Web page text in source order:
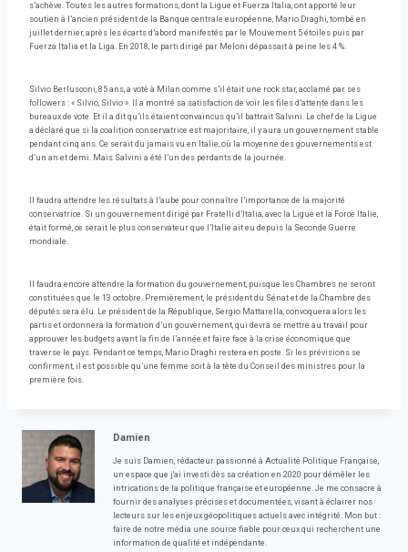
s’achève. Toutes les autres formations, dont la Ligue et Fuerza Italia, ont apporté leur
soutien à l’ancien président de la Banque centrale européenne, Mario Draghi, tombé en
juillet dernier, après les écarts d’abord manifestés par le Mouvement 5 étoiles puis par
Fuerza Italia et la Liga. En 2018, le parti dirigé par Meloni dépassait à peine les 4 %.
Silvio Berlusconi, 85 ans, a voté à Milan comme s’il était une rock star, acclamé par ses
followers : « Silvio, Silvio ». Il a montré sa satisfaction de voir les files d’attente dans les
bureaux de vote. Et il a dit qu’ils étaient convaincus qu’il battrait Salvini. Le chef de la Ligue
a déclaré que si la coalition conservatrice est majoritaire, il y aura un gouvernement stable
pendant cinq ans. Ce serait du jamais vu en Italie, où la moyenne des gouvernements est
d’un an et demi. Mais Salvini a été l’un des perdants de la journée.
Il faudra attendre les résultats à l’aube pour connaître l’importance de la majorité
conservatrice. Si un gouvernement dirigé par Fratelli d’Italia, avec la Ligue et la Force Italie,
était formé, ce serait le plus conservateur que l’Italie ait eu depuis la Seconde Guerre
mondiale.
Il faudra encore attendre la formation du gouvernement, puisque les Chambres ne seront
constituées que le 13 octobre. Premièrement, le président du Sénat et de la Chambre des
députés sera élu. Le président de la République, Sergio Mattarella, convoquera alors les
partis et ordonnera la formation d’un gouvernement, qui devra se mettre au travail pour
approuver les budgets avant la fin de l’année et faire face à la crise économique que
traverse le pays. Pendant ce temps, Mario Draghi restera en poste. Si les prévisions se
confirment, il est possible qu’une femme soit à la tête du Conseil des ministres pour la
première fois.
Damien
Je suis Damien, rédacteur passionné à Actualité Politique Française,
un espace que j'ai investi dès sa création en 2020 pour démêler les
intrications de la politique française et européenne. Je me consacre à
fournir des analyses précises et documentées, visant à éclairer nos
lecteurs sur les enjeux géopolitiques actuels avec intégrité. Mon but :
faire de notre média une source fiable pour ceux qui recherchent une
information de qualité et indépendante.